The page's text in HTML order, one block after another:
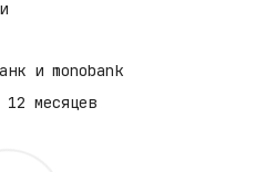
и monobank
12 месяцев